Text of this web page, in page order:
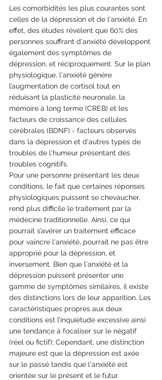
Les comorbidités les plus courantes sont
celles de la dépression et de l'anxiété. En
effet, des études révèlent que 60% des
personnes souffrant d'anxiété développent
également des symptômes de
dépression, et réciproquement. Sur le plan
physiologique, l'anxiété génère
l’augmentation de cortisol tout en
réduisant la plasticité neuronale, la
mémoire à long terme (CREB) et les
facteurs de croissance des cellules
cérébrales (BDNF) - facteurs observés
dans la dépression et d'autres types de
troubles de l'humeur présentant des
troubles cognitifs.
Pour une personne présentant les deux
conditions, le fait que certaines réponses
physiologiques puissent se chevaucher,
rend plus difficile le traitement par la
médecine traditionnelle. Ainsi, ce qui
pourrait s’avérer un traitement efficace
pour vaincre l'anxiété, pourrait ne pas être
approprié pour la dépression, et
inversement. Bien que l'anxiété et la
dépression puissent présenter une
gamme de symptômes similaires, il existe
des distinctions lors de leur apparition. Les
caractéristiques propres aux deux
conditions est l’inquiétude excessive ainsi
une tendance à focaliser sur le négatif
(réel ou fictif); Cependant, une distinction
majeure est que la dépression est axée
sur le passé tandis que l'anxiété est
orientée sur le présent et le futur.